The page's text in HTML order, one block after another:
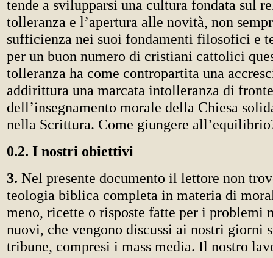
tende a svilupparsi una cultura fondata sul
tolleranza e l’apertura alle novità, non
sufficienza nei suoi fondamenti filosofici e
per un buon numero di cristiani cattolici
tolleranza ha come contropartita una
addirittura una marcata intolleranza di
dell’insegnamento morale della Chiesa
nella Scrittura. Come giungere
0.2. I nostri obiettivi
3. Nel presente documento il lettore non
teologia biblica completa in materia di
meno, ricette o risposte fatte per i problemi
nuovi, che vengono discussi ai nostri giorni
tribune, compresi i mass media. Il nostro